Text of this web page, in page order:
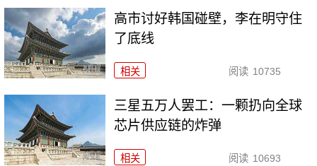
高市讨好韩国碰壁，李在明守住
了底线
相关 阅读 10735
三星五万人罢工：一颗扔向全球
芯片供应链的炸弹
相关 阅读 10693